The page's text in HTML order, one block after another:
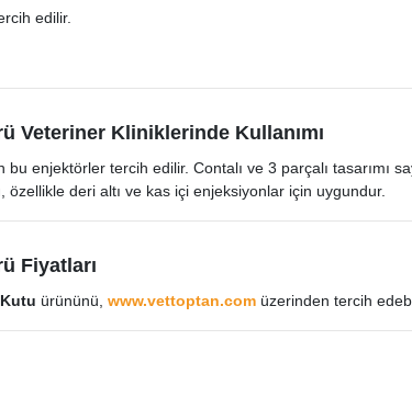
edilir.​
Veteriner Kliniklerinde Kullanımı
enjektörler tercih edilir. Contalı ve 3 parçalı tasarımı
deri altı ve kas içi enjeksiyonlar için uygundur.​
Fiyatları
ürününü, www.vettoptan.com üzerinden tercih